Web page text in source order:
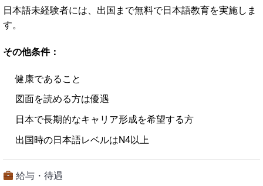
日本語未経験者には、出国まで無料で日本語教育を実施しま
す。
その他条件：
健康であること
図面を読める方は優遇
日本で長期的なキャリア形成を希望する方
出国時の日本語レベルはN4以上
給与・待遇